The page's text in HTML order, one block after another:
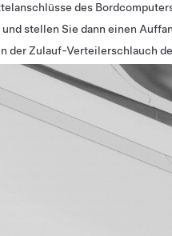
des
und stellen Sie dann einen
der Zulauf-Verteilerschlauch